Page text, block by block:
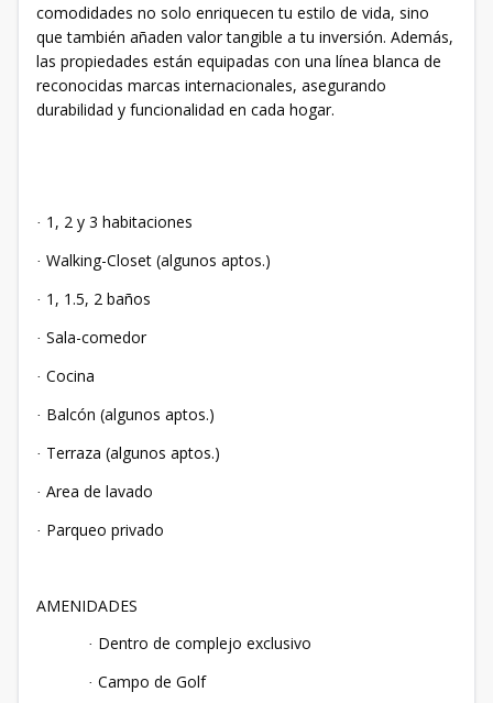
comodidades no solo enriquecen tu estilo de vida, sino
que también añaden valor tangible a tu inversión. Además,
las propiedades están equipadas con una línea blanca de
reconocidas marcas internacionales, asegurando
durabilidad y funcionalidad en cada hogar.
· 1, 2 y 3 habitaciones
· Walking-Closet (algunos aptos.)
· 1, 1.5, 2 baños
· Sala-comedor
· Cocina
· Balcón (algunos aptos.)
· Terraza (algunos aptos.)
· Area de lavado
· Parqueo privado
AMENIDADES
· Dentro de complejo exclusivo
· Campo de Golf